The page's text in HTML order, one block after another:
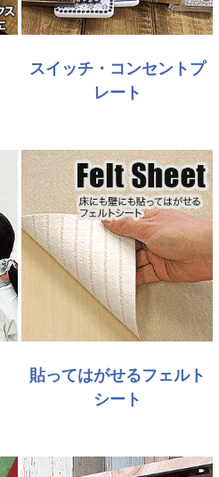
スイッチ・コンセントプ
レート
貼ってはがせるフェルト
シート